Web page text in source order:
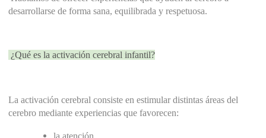
desarrollarse de forma sana, equilibrada y respetuosa.
¿Qué es la activación cerebral infantil?
La activación cerebral consiste en estimular distintas áreas del
cerebro mediante experiencias que favorecen: